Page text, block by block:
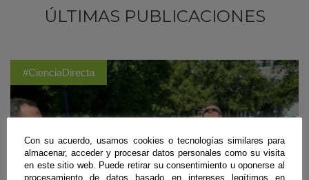
ÚLTIMAS PUBLICACIONES
#CienciaDirecta
Con su acuerdo, usamos cookies o tecnologías similares para
almacenar, acceder y procesar datos personales como su visita
en este sitio web. Puede retirar su consentimiento u oponerse al
procesamiento de datos basado en intereses legítimos en